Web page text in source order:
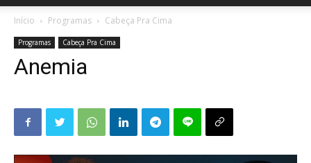
Início Programas Cabeça Pra Cima
Programas Cabeça Pra Cima
Anemia